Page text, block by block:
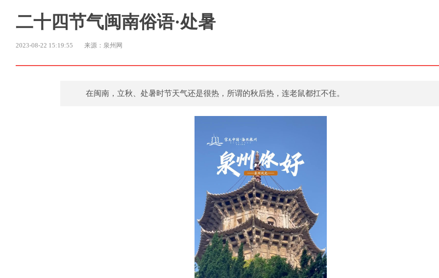
二十四节气闽南俗语·处暑
2023-08-22 15:19:55 来源：泉州网
在闽南，立秋、处暑时节天气还是很热，所谓的秋后热，连老鼠都扛不住。